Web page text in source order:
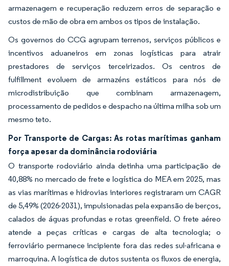
armazenagem e recuperação reduzem erros de separação e
custos de mão de obra em ambos os tipos de instalação.
Os governos do CCG agrupam terrenos, serviços públicos e
incentivos aduaneiros em zonas logísticas para atrair
prestadores de serviços terceirizados. Os centros de
fulfillment evoluem de armazéns estáticos para nós de
microdistribuição que combinam armazenagem,
processamento de pedidos e despacho na última milha sob um
mesmo teto.
Por Transporte de Cargas: As rotas marítimas ganham
força apesar da dominância rodoviária
O transporte rodoviário ainda detinha uma participação de
40,88% no mercado de frete e logística do MEA em 2025, mas
as vias marítimas e hidrovias interiores registraram um CAGR
de 5,49% (2026-2031), impulsionadas pela expansão de berços,
calados de águas profundas e rotas greenfield. O frete aéreo
atende a peças críticas e cargas de alta tecnologia; o
ferroviário permanece incipiente fora das redes sul-africana e
marroquina. A logística de dutos sustenta os fluxos de energia,